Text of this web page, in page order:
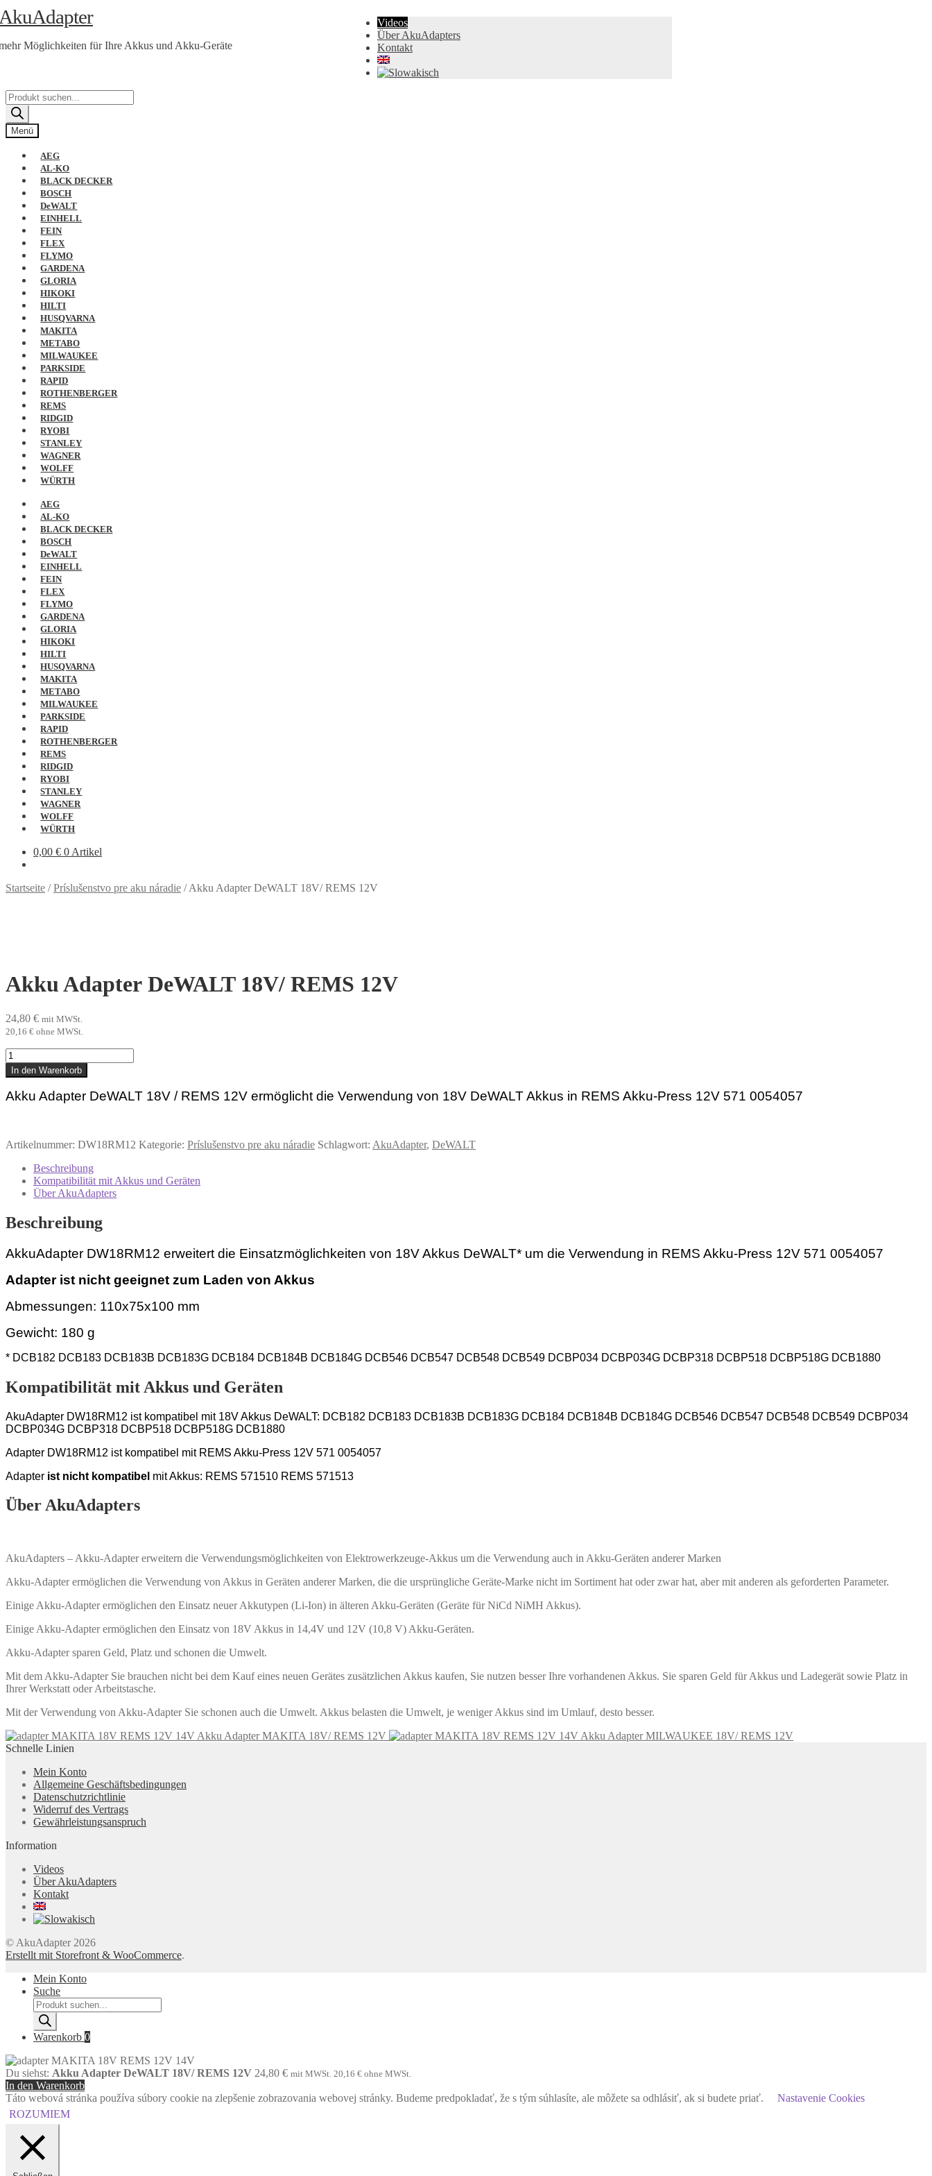
Zur
Navigation
Zum
Inhalt
Möglichkeiten für Ihre Akkus und Akku-Geräte
Videos
Über AkuAdapters
Kontakt
Products
search
Menü
AEG
AL-KO
BLACK DECKER
BOSCH
DeWALT
EINHELL
FEIN
FLEX
FLYMO
GARDENA
GLORIA
HIKOKI
HILTI
HUSQVARNA
MAKITA
METABO
MILWAUKEE
PARKSIDE
RAPID
ROTHENBERGER
REMS
RIDGID
RYOBI
STANLEY
WAGNER
WOLFF
WÜRTH
AEG
AL-KO
BLACK DECKER
BOSCH
DeWALT
EINHELL
FEIN
FLEX
FLYMO
GARDENA
GLORIA
HIKOKI
HILTI
HUSQVARNA
MAKITA
METABO
MILWAUKEE
PARKSIDE
RAPID
ROTHENBERGER
REMS
RIDGID
RYOBI
STANLEY
WAGNER
WOLFF
WÜRTH
0,00 € 0 Artikel
Startseite /Príslušenstvo pre aku náradie /Akku Adapter DeWALT 18V/ REMS 12V
Akku Adapter DeWALT 18V/ REMS 12V
24,80 € mit MWSt.
20,16 € ohne MWSt.
Akku
Adapter DeWALT
18V/
REMS
12V
In den Warenkorb
Akku Adapter DeWALT 18V / REMS 12V ermöglicht die Verwendung von 18V DeWALT Akkus in REMS Akku-Press 12V 571 0054057
Artikelnummer: DW18RM12 Kategorie: Príslušenstvo pre aku náradie Schlagwort: AkuAdapter, DeWALT
Beschreibung
Kompatibilität mit Akkus und Geräten
Über AkuAdapters
Beschreibung
AkkuAdapter DW18RM12 erweitert die Einsatzmöglichkeiten von 18V Akkus DeWALT* um die Verwendung in REMS Akku-Press 12V 571 0054057
Adapter ist nicht geeignet zum Laden von Akkus
Abmessungen: 110x75x100 mm
Gewicht: 180 g
* DCB182 DCB183 DCB183B DCB183G DCB184 DCB184B DCB184G DCB546 DCB547 DCB548 DCB549 DCBP034 DCBP034G DCBP318 DCBP518 DCBP518G DCB1880
Kompatibilität mit Akkus und Geräten
AkuAdapter DW18RM12 ist kompatibel mit 18V Akkus DeWALT: DCB182 DCB183 DCB183B DCB183G DCB184 DCB184B DCB184G DCB546 DCB547 DCB548 DCB549 DCBP034
DCBP034G DCBP318 DCBP518 DCBP518G DCB1880
Adapter DW18RM12 ist kompatibel mit REMS Akku-Press 12V 571 0054057
Adapter ist nicht kompatibel mit Akkus: REMS 571510 REMS 571513
Über AkuAdapters
AkuAdapters – Akku-Adapter erweitern die Verwendungsmöglichkeiten von Elektrowerkzeuge-Akkus um die Verwendung auch in Akku-Geräten anderer Marken
Akku-Adapter ermöglichen die Verwendung von Akkus in Geräten anderer Marken, die die ursprüngliche Geräte-Marke nicht im Sortiment hat oder zwar hat, aber mit anderen als geforderten Parameter.
Einige Akku-Adapter ermöglichen den Einsatz neuer Akkutypen (Li-Ion) in älteren Akku-Geräten (Geräte für NiCd NiMH Akkus).
Einige Akku-Adapter ermöglichen den Einsatz von 18V Akkus in 14,4V und 12V (10,8 V) Akku-Geräten.
Akku-Adapter sparen Geld, Platz und schonen die Umwelt.
Mit dem Akku-Adapter Sie brauchen nicht bei dem Kauf eines neuen Gerätes zusätzlichen Akkus kaufen, Sie nutzen besser Ihre vorhandenen Akkus. Sie sparen Geld für Akkus und Ladegerät sowie Platz in
Ihrer Werkstatt oder Arbeitstasche.
Mit der Verwendung von Akku-Adapter Sie schonen auch die Umwelt. Akkus belasten die Umwelt, je weniger Akkus sind im Umlauf, desto besser.
Akku Adapter MAKITA 18V/ REMS 12V
Akku Adapter MILWAUKEE 18V/ REMS 12V
Schnelle Linien
Mein Konto
Allgemeine Geschäftsbedingungen
Datenschutzrichtlinie
Widerruf des Vertrags
Gewährleistungsanspruch
Information
Videos
Über AkuAdapters
Kontakt
© AkuAdapter 2026
Erstellt mit Storefront & WooCommerce.
Mein Konto
Suche
Products
search
Warenkorb 0
Du siehst: Akku Adapter DeWALT 18V/ REMS 12V 24,80 € mit MWSt. 20,16 € ohne MWSt.
In den Warenkorb
Táto webová stránka používa súbory cookie na zlepšenie zobrazovania webovej stránky. Budeme predpokladať, že s tým súhlasíte, ale môžete sa odhlásiť, ak si budete priať.
Nastavenie Cookies
ROZUMIEM